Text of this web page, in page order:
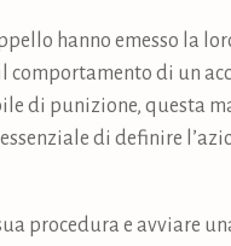
hanno emesso la
comportamento di un
di punizione, questa
di definire
procedura e avviare